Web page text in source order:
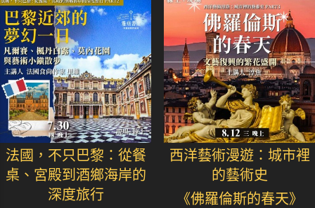
法國，不只巴黎：從餐
桌、宮殿到酒鄉海岸的
深度旅行
西洋藝術漫遊：城市裡
的藝術史
《佛羅倫斯的春天》